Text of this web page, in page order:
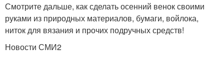
Смотрите дальше, как сделать осенний венок своими
руками из природных материалов, бумаги, войлока,
ниток для вязания и прочих подручных средств!
Новости СМИ2